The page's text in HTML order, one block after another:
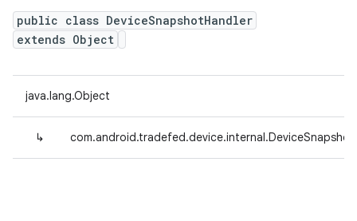
public class DeviceSnapshotHandler
extends Object
java.lang.Object
↳